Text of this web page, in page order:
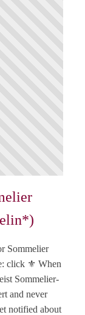
Sommelier
click ⚜️ When
Sommelier-
and never
notified about